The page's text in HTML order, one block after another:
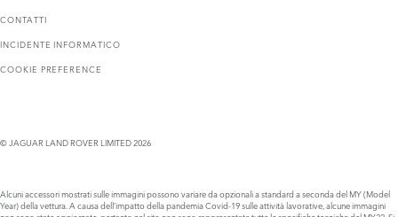
CONTATTI
INCIDENTE INFORMATICO
COOKIE PREFERENCE
© JAGUAR LAND ROVER LIMITED 2026
Alcuni accessori mostrati sulle immagini possono variare da opzionali a standard a seconda del MY (Model
Year) della vettura. A causa dell’impatto della pandemia Covid-19 sulle attività lavorative, alcune immagini